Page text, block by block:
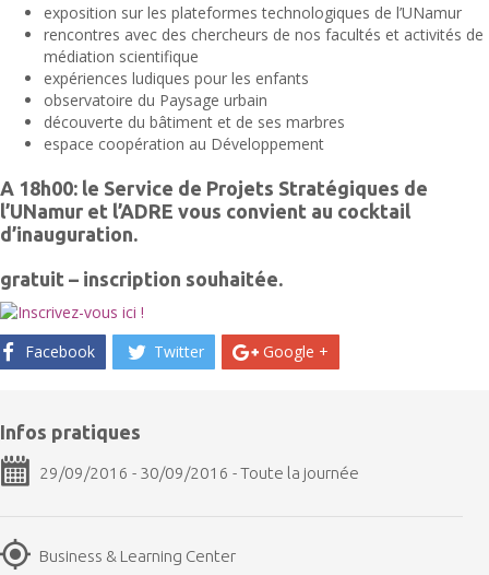
exposition sur les plateformes technologiques de l’UNamur
rencontres avec des chercheurs de nos facultés et activités de
médiation scientifique
expériences ludiques pour les enfants
observatoire du Paysage urbain
découverte du bâtiment et de ses marbres
espace coopération au Développement
A 18h00: le Service de Projets Stratégiques de
l’UNamur et l’ADRE vous convient au cocktail
d’inauguration.
gratuit – inscription souhaitée.
Facebook Twitter Google +
Infos pratiques
29/09/2016 - 30/09/2016 - Toute la journée
Business & Learning Center